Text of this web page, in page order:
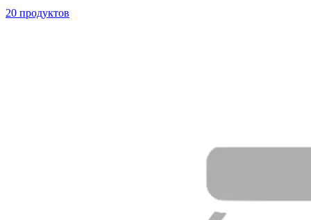
20 продуктов